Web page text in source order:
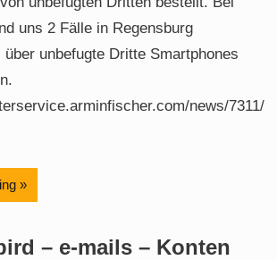
uns 2 Fälle in Regensburg
über unbefugte Dritte Smartphones
news/7311/
– e-mails – Konten